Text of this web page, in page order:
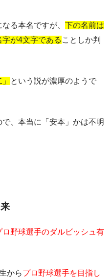
る本名ですが、 下の名前は
字が4文字である ことしか判
という説が濃厚のようで
、本当に「安本」かは不明
ロ野球選手のダルビッシュ有
からプロ野球選手を目指し